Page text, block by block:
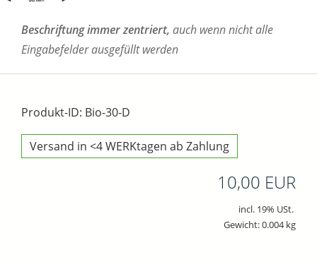
Beschriftung immer zentriert, auch wenn nicht alle
Eingabefelder ausgefüllt werden
Produkt-ID: Bio-30-D
Versand in <4 WERKtagen ab Zahlung
10,00 EUR
incl. 19% USt.
Gewicht: 0.004 kg